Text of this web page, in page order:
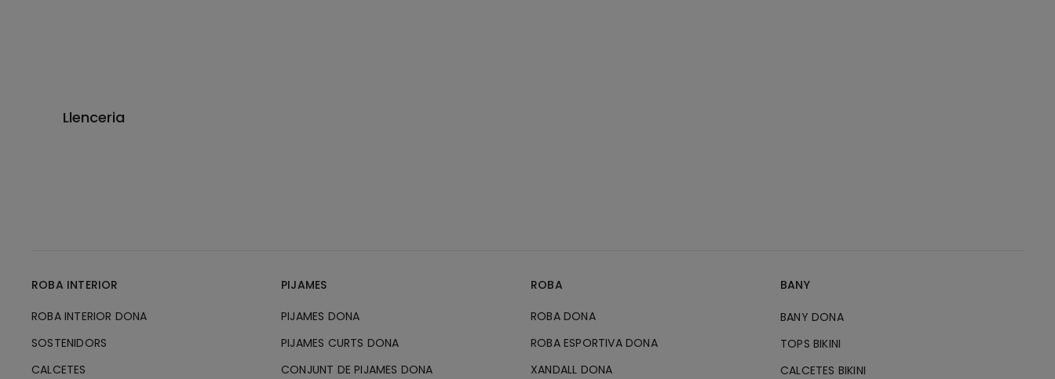
Llenceria
ROBA INTERIOR
ROBA INTERIOR DONA
SOSTENIDORS
CALCETES
PIJAMES
PIJAMES DONA
PIJAMES CURTS DONA
CONJUNT DE PIJAMES DONA
ROBA
ROBA DONA
ROBA ESPORTIVA DONA
XANDALL DONA
BANY
BANY DONA
TOPS BIKINI
CALCETES BIKINI